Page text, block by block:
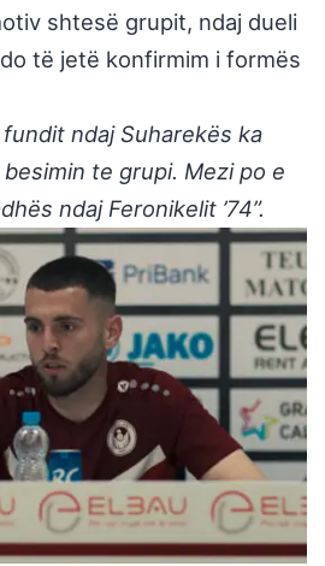
shtesë grupit, ndaj dueli
të jetë konfirmim i formës
ndaj Suharekës ka
te grupi. Mezi po e
ndaj Feronikelit ’74”.